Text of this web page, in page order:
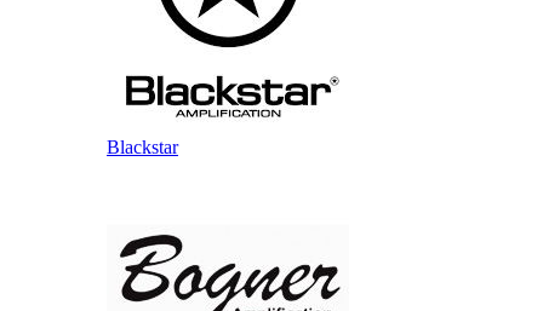
Blackstar